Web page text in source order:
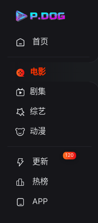
首页
电影
剧集
综艺
动漫
更新
120
热榜
APP